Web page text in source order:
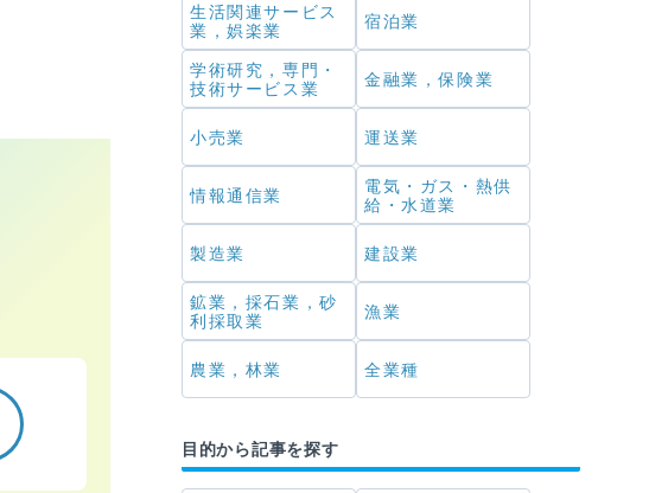
生活関連サービス
業，娯楽業
宿泊業
学術研究，専門・
技術サービス業
金融業，保険業
小売業 運送業
情報通信業
電気・ガス・熱供
給・水道業
製造業 建設業
鉱業，採石業，砂
利採取業
漁業
農業，林業 全業種
目的から記事を探す